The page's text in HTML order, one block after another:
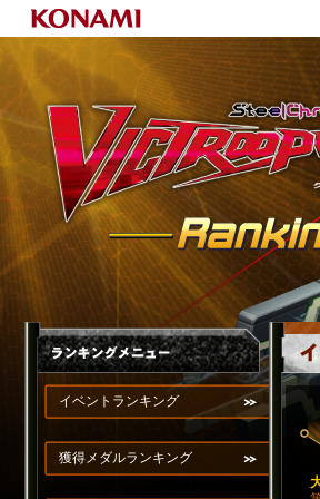
イベントランキング
獲得メダルランキング